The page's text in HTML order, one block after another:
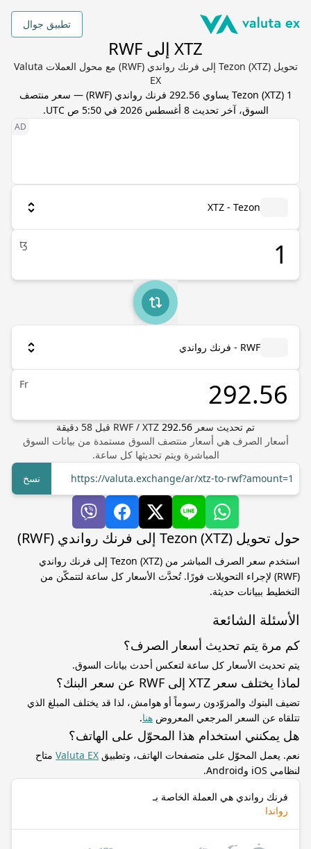
تطبيق جوال
XTZ إلى RWF
تحويل Tezon (XTZ) إلى فرنك رواندي (RWF) مع محول العملات Valuta
EX
1
Tezon (XTZ) يساوي 292.56 فرنك رواندي (
RWF) — سعر منتصف
السوق، آخر تحديث8 أغسطس 2026 في 5:50 ص UTC .
XTZ - Tezon
ꜩ
RWF - فرنك رواندي
Fr
تم تحديث سعر RWF / XTZ 292.56 قبل 58 دقيقة
أسعار الصرف هي أسعار منتصف السوق مستمدة من بيانات السوق
المباشرة ويتم تحديثها كل ساعة.
https://valuta.exchange/ar/xtz-to-rwf?amount=1
نسخ
حول تحويل Tezon (XTZ) إلى فرنك رواندي (RWF)
استخدم سعر الصرف المباشر من Tezon (XTZ) إلى فرنك رواندي
(RWF) لإجراء التحويلات فورًا. تُحدَّث الأسعار كل ساعة لتتمكّن من
التخطيط ببيانات حديثة.
الأسئلة الشائعة
كم مرة يتم تحديث أسعار الصرف؟
يتم تحديث الأسعار كل ساعة لتعكس أحدث بيانات السوق.
لماذا يختلف سعر XTZ إلى RWF عن سعر البنك؟
تضيف البنوك والمزوّدون رسوماً أو هوامش، لذا قد يختلف المبلغ الذي
تتلقاه عن السعر المرجعي المعروض هنا.
هل يمكنني استخدام هذا المحوّل على الهاتف؟
نعم. يعمل المحوّل على متصفحات الهاتف، وتطبيق Valuta EX متاح
لنظامي iOS وAndroid.
فرنك رواندي هي العملة الخاصة بـ
رواندا